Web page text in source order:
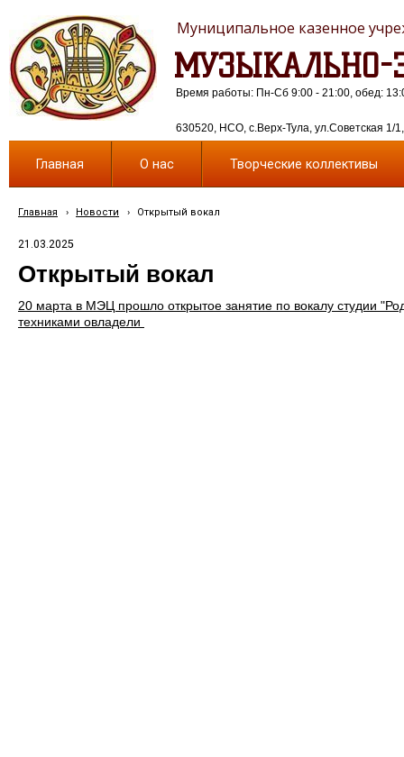
МУЗЫКАЛЬНО-
Муниципальное казенное
630520, НСО, с.Верх-Тула, ул.Советская 1/
Время работы: Пн-Сб 9:00 - 21:00, обед:
Главная О нас Творческие коллективы
Главная › Новости › Открытый вокал
21.03.2025
Открытый вокал
20 марта в МЭЦ прошло открытое занятие по вокалу студии
техниками овладели